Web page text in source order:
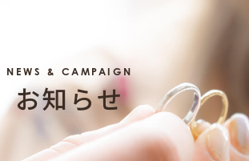
NEWS & CAMPAIGN
お知らせ